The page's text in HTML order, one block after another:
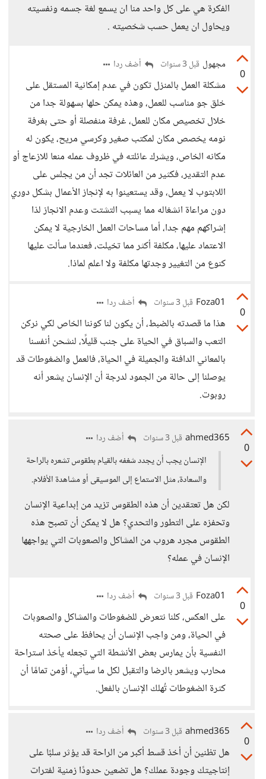
الفكرة هي على كل واحد منا ان يسمع لغة جسمه ونفسيته
ويحاول ان يعمل حسب شخصيته .
0
مجهول قبل 3 سنوات أضف ردا
مشكلة العمل بالمنزل تكون في عدم إمكانية المستقل على
خلق جو مناسب للعمل، وهذه يمكن حلها بسهولة جدا من
خلال تخصيص مكان للعمل، غرفة منفصلة أو حتى بغرفة
نومه يخصص مكان لمكتب صغير وكرسي مريح، يكون له
مكانه الخاص، ويشرك عائلته في ظروف عمله منعا للازعاج أو
عدم التقدير، فكثير من العائلات تجد أن من يجلس على
اللابتوب لا يعمل، وقد يستعينوا به لإنجاز الأعمال بشكل دوري
دون مراعاة انشغاله مما يسبب التشتت وعدم الانجاز لذا
إشراكهم مهم جدا، أما مساحات العمل الخارجية لا يمكن
الاعتماد عليها، مكلفة أكثر مما تخيلت، فعندما سألت عليها
كنوع من التغيير وجدتها مكلفة ولا اعلم لماذا.
0
Foza01 قبل 3 سنوات أضف ردا
هذا ما قصدته بالضبط، أن يكون لنا كوننا الخاص لكي نركن
التعب والسباق في الحياة على جنب قليلًا، لنشحن أنفسنا
بالمعاني الدافئة والجميلة في الحياة، فالعمل والضغوطات قد
يوصلنا إلى حالة من الجمود لدرجة أن الإنسان يشعر أنه
روبوت.
0
ahmed365 قبل 3 سنوات
أضف ردا
الإنسان يجب أن يجدد شغفه بالقيام بطقوس تشعره بالراحة
والسعادة، مثل الاستماع إلى الموسيقى أو مشاهدة الأفلام.
لكن هل تعتقدين أن هذه الطقوس تزيد من إبداعية الإنسان
وتحفزه على التطور والتحدي؟ هل لا يمكن أن تصبح هذه
الطقوس مجرد هروب من المشاكل والصعوبات التي يواجهها
الإنسان في عمله؟
0
Foza01 قبل 3 سنوات أضف ردا
على العكس، كلنا نتعرض للضغوطات والمشاكل والصعوبات
في الحياة، ومن واجب الإنسان أن يحافظ على صحته
النفسية بأن يمارس بعض الأنشطة التي تجعله يأخذ استراحة
محارب ويشعر بالرضا والتقبل لكل ما سيأتي، أؤمن تمامًا أن
كثرة الضغوطات تُهلك الإنسان بالفعل.
0
ahmed365 قبل 3 سنوات أضف ردا
هل تظنين أن أخذ قسط أكبر من الراحة قد يؤثر سلبًا على
إنتاجيتك وجودة عملك؟ هل تضعين حدودًا زمنية لفترات